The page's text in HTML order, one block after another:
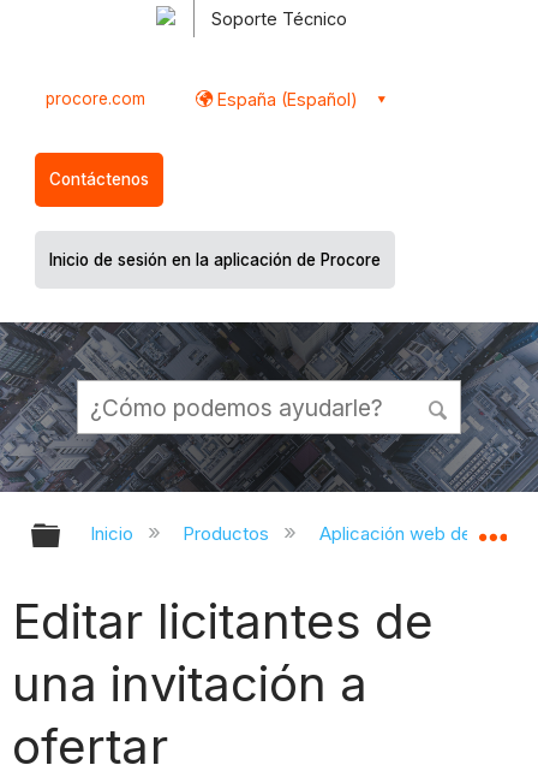
Soporte Técnico
procore.com España (Español)
Contáctenos
Inicio de sesión en la aplicación de Procore
Expandir/contraer jerarquía global
Inicio Productos Aplicación web de
Editar licitantes de
una invitación a
ofertar